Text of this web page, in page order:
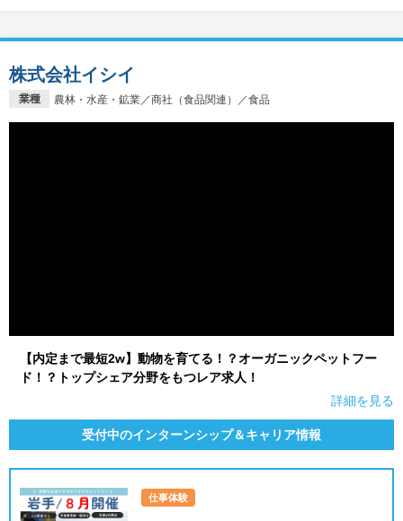
業種 農林・水産・鉱業／商社（食品関連）／食品
株式会社イシイ
【内定まで最短2w】動物を育てる！？オーガニックペットフー
ド！？トップシェア分野をもつレア求人！
詳細を見る
受付中のインターンシップ＆キャリア情報
仕事体験